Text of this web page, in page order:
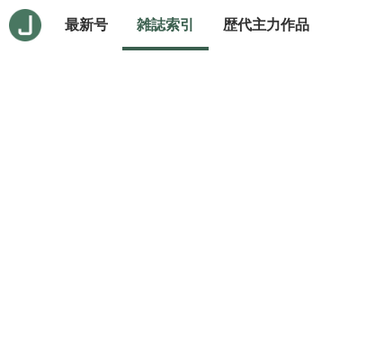
最新号 雑誌索引 歴代主力作品